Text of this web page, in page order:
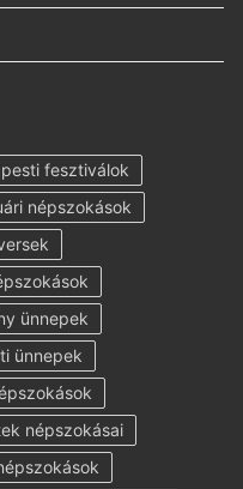
fesztiválok
népszokások
ünnepek
ünnepek
népszokásai